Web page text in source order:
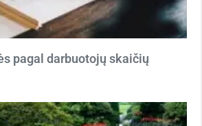
pagal darbuotojų skaičių